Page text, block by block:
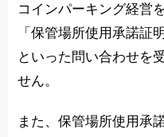
コインパーキング経営
「保管場所使用承諾証
といった問い合わせを
せん。
また、保管場所使用承